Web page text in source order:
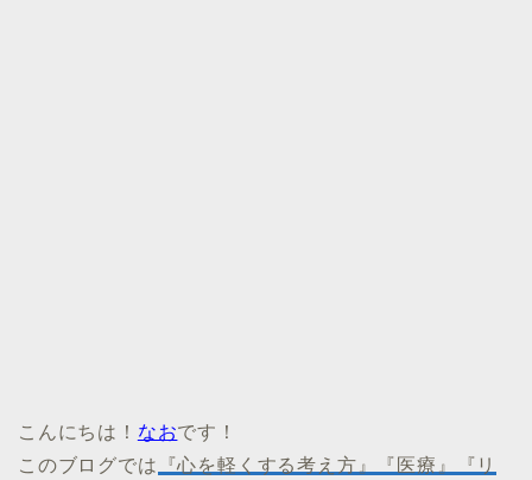
こんにちは！ なおです！
このブログでは 『心を軽くする考え方』『医療』『リ